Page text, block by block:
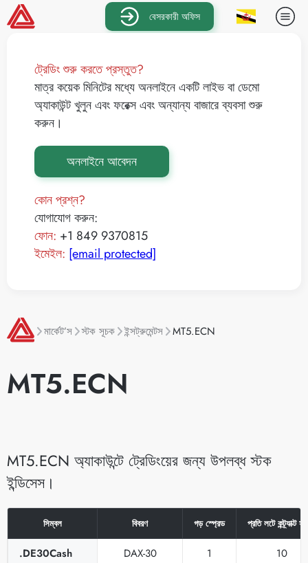
বেসরকারী অফিস
ট্রেডিং শুরু করতে প্রস্তুত?
মাত্র কয়েক মিনিটের মধ্যে অনলাইনে একটি লাইভ বা ডেমো
অ্যাকাউন্ট খুলুন এবং ফরেক্স এবং অন্যান্য বাজারে ব্যবসা শুরু
করুন।
অনলাইনে আবেদন
কোন প্রশ্ন?
যোগাযোগ করুন:
ফোন: +1 849 9370815
ইমেইল: [email protected]
মার্কেট’স স্টক সূচক ইন্সট্রুমেন্টস MT5.ECN
MT5.ECN
MT5.ECN অ্যাকাউন্টে ট্রেডিংয়ের জন্য উপলব্ধ স্টক
ইন্ডিসেস।
সিম্বল বিবরণ গড় স্প্রেড প্রতি লটে কন্ট্র্যাক্ট
.DE30Cash DAX-30 1
10